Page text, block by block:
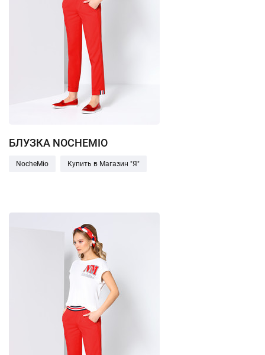
БЛУЗКА NOCHEMIO
NocheMio Купить в Магазин "Я"